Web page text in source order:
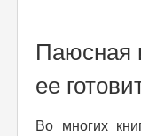
Паюсная
ее
Во многих